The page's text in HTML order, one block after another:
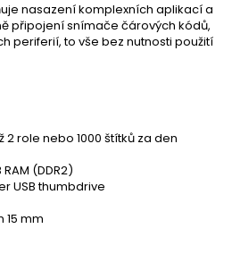
nasazení komplexních aplikací a
připojení snímače čárových kódů,
periferií, to vše bez nutnosti použití
2 role nebo 1000 štítků za den
RAM (DDR2)
USB thumbdrive
15 mm